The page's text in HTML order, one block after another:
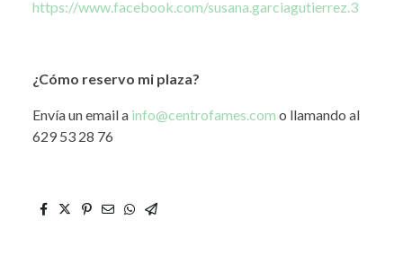
https://www.facebook.com/susana.garciagutierrez.3
¿Cómo reservo mi plaza?
Envía un email a info@centrofames.com o llamando al
629 53 28 76